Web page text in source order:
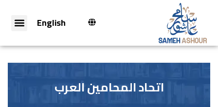
English
اتحاد المحامين العرب